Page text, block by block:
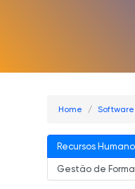
Home Software
Recursos
Gestão de